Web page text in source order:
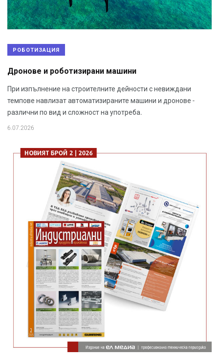
РОБОТИЗАЦИЯ
Дронове и роботизирани машини
При изпълнение на строителните дейности с невиждани
темпове навлизат автоматизираните машини и дронове -
различни по вид и сложност на употреба.
6.07.2026